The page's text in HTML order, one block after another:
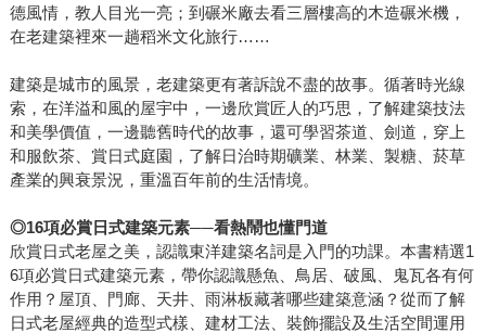
德風情，教人目光一亮；到碾米廠去看三層樓高的木造碾米機，
在老建築裡來一趟稻米文化旅行……
建築是城市的風景，老建築更有著訴說不盡的故事。循著時光線
索，在洋溢和風的屋宇中，一邊欣賞匠人的巧思，了解建築技法
和美學價值，一邊聽舊時代的故事，還可學習茶道、劍道，穿上
和服飲茶、賞日式庭園，了解日治時期礦業、林業、製糖、菸草
產業的興衰景況，重溫百年前的生活情境。
◎16項必賞日式建築元素──看熱鬧也懂門道
欣賞日式老屋之美，認識東洋建築名詞是入門的功課。本書精選1
6項必賞日式建築元素，帶你認識懸魚、鳥居、破風、鬼瓦各有何
作用？屋頂、門廊、天井、雨淋板藏著哪些建築意涵？從而了解
日式老屋經典的造型式樣、建材工法、裝飾擺設及生活空間運用